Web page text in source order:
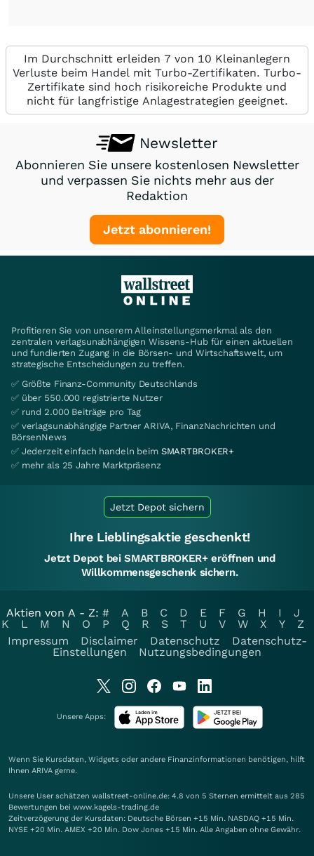
Im Durchschnitt erleiden 7 von 10 Kleinanlegern
Verluste beim Handel mit Turbo-Zertifikaten. Turbo-
Zertifikate sind hoch risikoreiche Produkte und
nicht für langfristige Anlagestrategien geeignet.
Newsletter
Abonnieren Sie unsere kostenlosen Newsletter
und verpassen Sie nichts mehr aus der
Redaktion
Jetzt abonnieren!
Profitieren Sie von unserem Alleinstellungsmerkmal als den
zentralen verlagsunabhängigen Wissens-Hub für einen aktuellen
und fundierten Zugang in die Börsen- und Wirtschaftswelt, um
strategische Entscheidungen zu treffen.
✅ Größte Finanz-Community Deutschlands
✅ über 550.000 registrierte Nutzer
✅ rund 2.000 Beiträge pro Tag
✅ verlagsunabhängige Partner ARIVA, FinanzNachrichten und
BörsenNews
✅ Jederzeit einfach handeln beim SMARTBROKER+
✅ mehr als 25 Jahre Marktpräsenz
Jetzt Depot sichern
Ihre Lieblingsaktie geschenkt!
Jetzt Depot bei SMARTBROKER+ eröffnen und
Willkommensgeschenk sichern.
Aktien von A - Z: # A B C D E F G H I
J
K
L M N O P Q R S T U V W X Y
Z
Impressum
Disclaimer Datenschutz
Datenschutz-
Einstellungen
Nutzungsbedingungen
Unsere Apps:
Wenn Sie Kursdaten, Widgets oder andere Finanzinformationen benötigen, hilft
Ihnen ARIVA gerne.
Unsere User schätzen wallstreet-online.de: 4.8 von 5 Sternen ermittelt aus 285
Bewertungen bei www.kagels-trading.de
Zeitverzögerung der Kursdaten: Deutsche Börsen +15 Min. NASDAQ +15 Min.
NYSE +20 Min. AMEX +20 Min. Dow Jones +15 Min. Alle Angaben ohne Gewähr.